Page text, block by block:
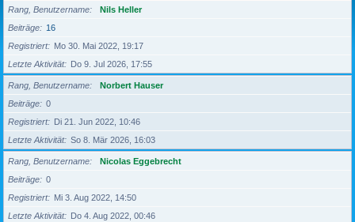
Rang, Benutzername
Nils Heller
Beiträge
16
Registriert
Mo 30. Mai 2022, 19:17
Letzte Aktivität
Do 9. Jul 2026, 17:55
Rang, Benutzername
Norbert Hauser
Beiträge
0
Registriert
Di 21. Jun 2022, 10:46
Letzte Aktivität
So 8. Mär 2026, 16:03
Rang, Benutzername
Nicolas Eggebrecht
Beiträge
0
Registriert
Mi 3. Aug 2022, 14:50
Letzte Aktivität
Do 4. Aug 2022, 00:46